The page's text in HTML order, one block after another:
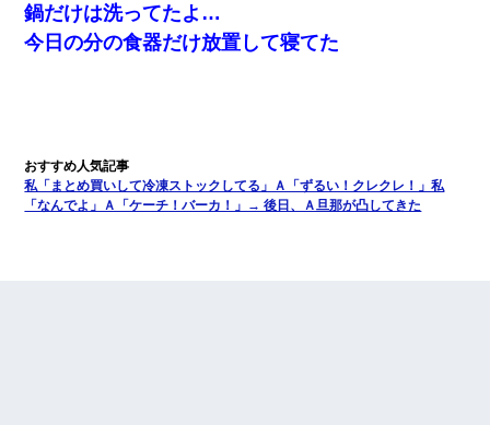
鍋だけは洗ってたよ…
今日の分の食器だけ放置して寝てた
私「まとめ買いして冷凍ストックしてる」Ａ「ずるい！クレクレ！」私
「なんでよ」Ａ「ケーチ！バーカ！」→ 後日、Ａ旦那が凸してきた